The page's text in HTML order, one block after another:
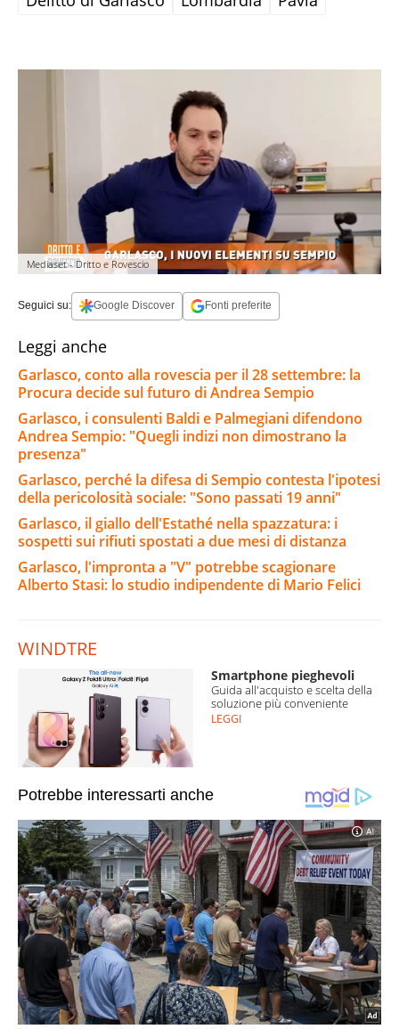
Mediaset - Dritto e Rovescio
Seguici su: Google Discover Fonti preferite
Leggi anche
Garlasco, conto alla rovescia per il 28 settembre: la
Procura decide sul futuro di Andrea Sempio
Garlasco, i consulenti Baldi e Palmegiani difendono
Andrea Sempio: "Quegli indizi non dimostrano la
presenza"
Garlasco, perché la difesa di Sempio contesta l'ipotesi
della pericolosità sociale: "Sono passati 19 anni"
Garlasco, il giallo dell'Estathé nella spazzatura: i
sospetti sui rifiuti spostati a due mesi di distanza
Garlasco, l'impronta a "V" potrebbe scagionare
Alberto Stasi: lo studio indipendente di Mario Felici
WINDTRE
Smartphone pieghevoli
Guida all'acquisto e scelta della
soluzione più conveniente
LEGGI